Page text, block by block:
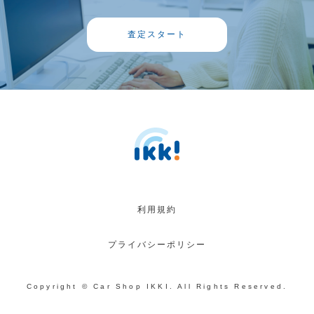
査定スタート
利用規約
プライバシーポリシー
Copyright © Car Shop IKKI. All Rights Reserved.